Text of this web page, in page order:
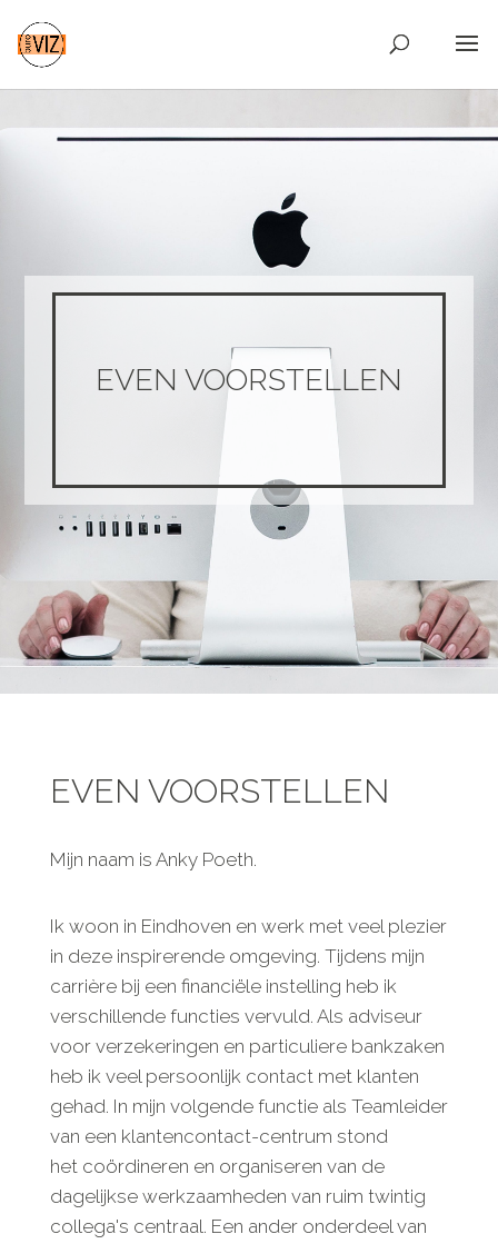
EVEN VOORSTELLEN
EVEN VOORSTELLEN
Mijn naam is Anky Poeth.
Ik woon in Eindhoven en werk met veel plezier
in deze inspirerende omgeving. Tijdens mijn
carrière bij een financiële instelling heb ik
verschillende functies vervuld. Als adviseur
voor verzekeringen en particuliere bankzaken
heb ik veel persoonlijk contact met klanten
gehad. In mijn volgende functie als Teamleider
van een klantencontact-centrum stond
het coördineren en organiseren van de
dagelijkse werkzaamheden van ruim twintig
collega's centraal. Een ander onderdeel van